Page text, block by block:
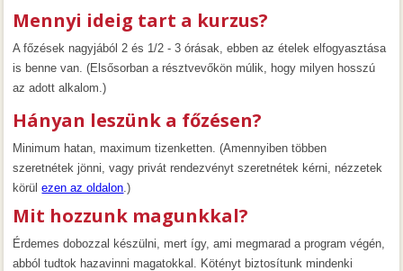
Mennyi ideig tart a kurzus?
A főzések nagyjából 2 és 1/2 - 3 órásak, ebben az ételek elfogyasztása
is benne van. (Elsősorban a résztvevőkön múlik, hogy milyen hosszú
az adott alkalom.)
Hányan leszünk a főzésen?
Minimum hatan, maximum tizenketten. (Amennyiben többen
szeretnétek jönni, vagy privát rendezvényt szeretnétek kérni, nézzetek
körülezen az oldalon.)
Mit hozzunk magunkkal?
Érdemes dobozzal készülni, mert így, ami megmarad a program végén,
abból tudtok hazavinni magatokkal. Kötényt biztosítunk mindenki